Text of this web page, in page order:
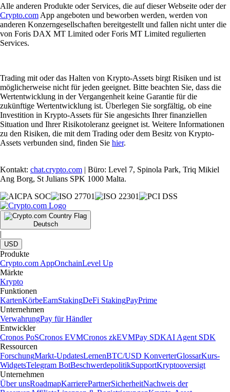
Alle anderen Produkte oder Services, die auf dieser Webseite oder der
Crypto.com App angeboten und beworben werden, werden von
anderen Konzerngesellschaften bereitgestellt und fallen nicht unter die
von Foris DAX MT Limited oder Foris MT Limited regulierten
Services.
Trading mit oder das Halten von Krypto-Assets birgt Risiken und ist
möglicherweise nicht für jeden geeignet. Bitte beachten Sie, dass die
Wertentwicklung in der Vergangenheit keine Garantie für die
zukünftige Wertentwicklung ist. Überlegen Sie sorgfältig, ob eine
Investition in Krypto-Assets für Sie angesichts Ihrer finanziellen
Situation und Ihrer Risikotoleranz geeignet ist. Weitere Informationen
zu den Risiken, die mit dem Trading oder dem Besitz von Krypto-
Assets verbunden sind, finden Sie hier.
Kontakt: chat.crypto.com | Büro: Level 7, Spinola Park, Triq Mikiel
Ang Borg, St Julians SPK 1000 Malta.
Deutsch
|
USD
Produkte
Crypto.com AppOnchainLevel Up
Märkte
Krypto
Funktionen
KartenKörbeEarnStakingDeFi StakingPayPrime
Unternehmen
VerwahrungPay für Händler
Entwickler
Cronos PoSCronos EVMCronos zkEVMPay SDKAI Agent SDK
Ressourcen
ForschungMarkt-UpdatesLernenBTC/USD KonverterGlossarKurs-
WidgetsTelegram BotBeschwerdepolitikSupportKryptooversigt
Unternehmen
Über unsRoadmapKarrierePartnerSicherheitNachweis der